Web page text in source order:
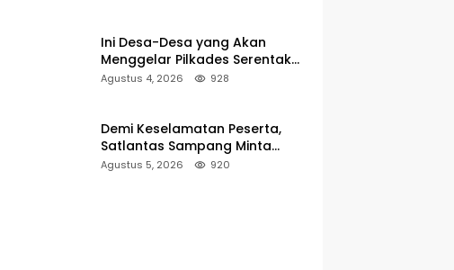
Ini Desa-Desa yang Akan
Menggelar Pilkades Serentak
2027 di Kabupaten Sumenep
Agustus 4, 2026 928
Demi Keselamatan Peserta,
Satlantas Sampang Minta
Latihan Gerak Jalan Pindah ke
Agustus 5, 2026 920